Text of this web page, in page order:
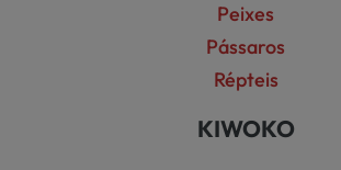
Peixes
Pássaros
Répteis
KIWOKO